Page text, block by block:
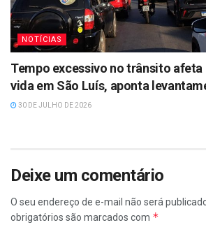
NOTÍCIAS
Tempo excessivo no trânsito
vida em São Luís, aponta
30 DE JULHO DE 2026
Deixe um comentário
O seu endereço de e-mail não será
obrigatórios são marcados com *